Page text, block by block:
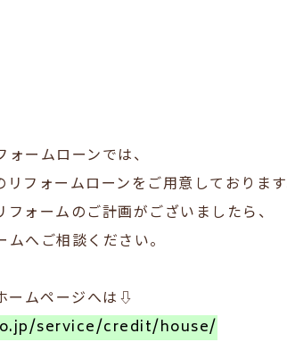
ームローンでは、
フォームローンをご用意しております
ォームのご計画がございましたら、
へご相談ください。
ームページへは⇩
service/credit/house/